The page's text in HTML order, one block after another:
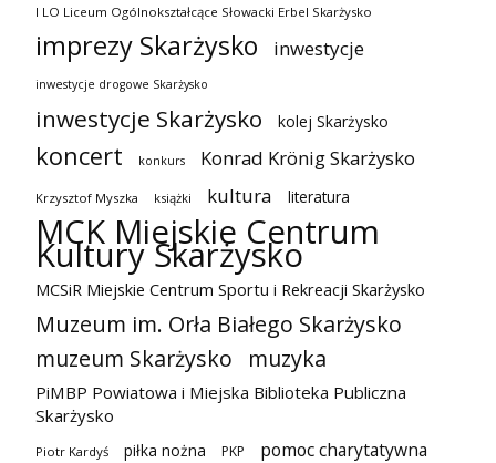
I LO Liceum Ogólnokształcące Słowacki Erbel Skarżysko
imprezy Skarżysko inwestycje
inwestycje drogowe Skarżysko
inwestycje Skarżysko kolej Skarżysko
koncert konkurs Konrad Krönig Skarżysko
Krzysztof Myszka książki kultura literatura
MCK Miejskie Centrum
Kultury Skarżysko
MCSiR Miejskie Centrum Sportu i Rekreacji Skarżysko
Muzeum im. Orła Białego Skarżysko
muzeum Skarżysko
muzyka
PiMBP Powiatowa i Miejska Biblioteka Publiczna
Skarżysko
Piotr Kardyś piłka nożna PKP
pomoc charytatywna